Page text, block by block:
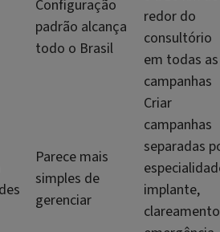
Configuração
padrão alcança
todo o Brasil
redor do
consultório
em todas as
campanhas
Parece mais
simples de
gerenciar
Criar
campanhas
separadas
implante,